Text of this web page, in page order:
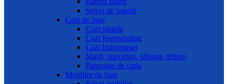
Seturi de baterii
Cazi de baie
Cazi simple
Cazi freestanding
Cazi hidromasaj
Masti, suporturi, sifoane, tetiere
Paravane de cada
Mobilier de baie